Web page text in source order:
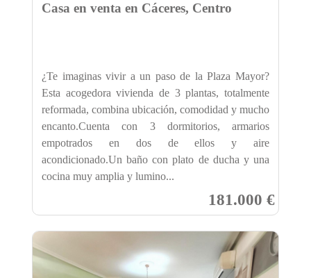
Casa en venta en Cáceres, Centro
¿Te imaginas vivir a un paso de la Plaza Mayor?
Esta acogedora vivienda de 3 plantas, totalmente
reformada, combina ubicación, comodidad y mucho
encanto.Cuenta con 3 dormitorios, armarios
empotrados en dos de ellos y aire
acondicionado.Un baño con plato de ducha y una
cocina muy amplia y lumino...
181.000 €